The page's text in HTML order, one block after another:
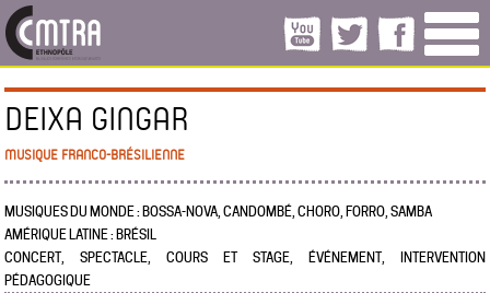
DEIXA GINGAR
MUSIQUE FRANCO-BRÉSILIENNE
MUSIQUES DU MONDE : BOSSA-NOVA, CANDOMBÉ, CHORO, FORRO, SAMBA
AMÉRIQUE LATINE : BRÉSIL
CONCERT, SPECTACLE, COURS ET STAGE, ÉVÉNEMENT, INTERVENTION
PÉDAGOGIQUE